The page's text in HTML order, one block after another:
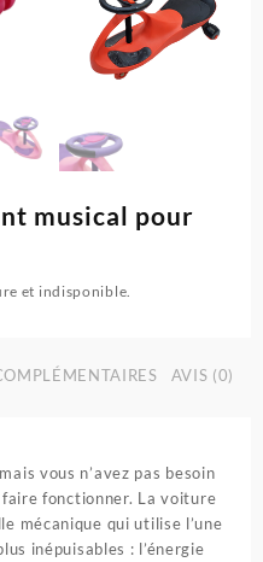
musical pour
et indisponible.
AVIS (0)
vous n’avez pas besoin
fonctionner. La voiture
mécanique qui utilise l’une
inépuisables : l’énergie